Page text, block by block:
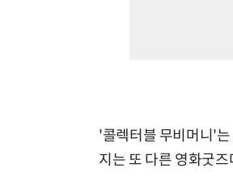
'콜렉터블 무비머니'
지는 또 다른 영화굿즈